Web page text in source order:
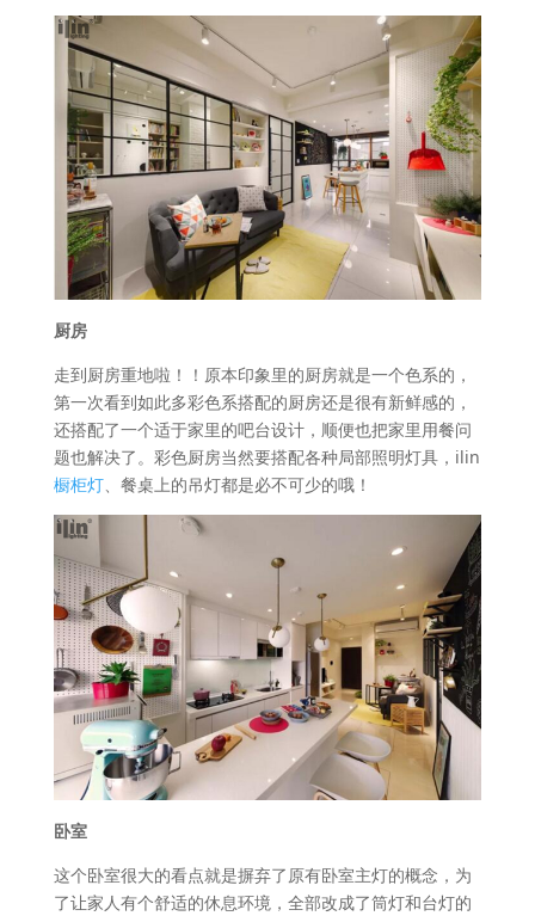
厨房
走到厨房重地啦！！原本印象里的厨房就是一个色系的，
第一次看到如此多彩色系搭配的厨房还是很有新鲜感的，
还搭配了一个适于家里的吧台设计，顺便也把家里用餐问
题也解决了。彩色厨房当然要搭配各种局部照明灯具，ilin
橱柜灯、餐桌上的吊灯都是必不可少的哦！
卧室
这个卧室很大的看点就是摒弃了原有卧室主灯的概念，为
了让家人有个舒适的休息环境，全部改成了筒灯和台灯的